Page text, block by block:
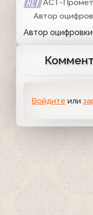
АСТ-
Автор
Автор
Войдите или